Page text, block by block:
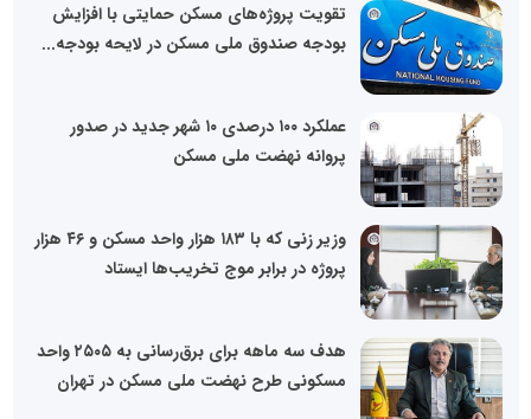
تقویت پروژه‌های مسکن حمایتی با افزایش
بودجه صندوق ملی مسکن در لایحه بودجه...
عملکرد ۱۰۰ درصدی ۱۰ شهر جدید در صدور
پروانه نهضت ملی مسکن
وزیر زنی که با ۱۸۳ هزار واحد مسکن و ۴۶ هزار
پروژه در برابر موج تخریب‌ها ایستاد
هدف سه ماهه برای برق‌رسانی به ۲۵۰۵ واحد
مسکونی طرح نهضت ملی مسکن در تهران